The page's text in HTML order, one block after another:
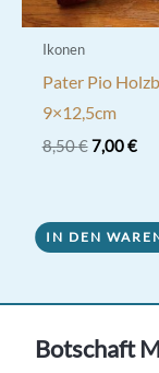
Ikonen
Pater Pio
9×12,5cm
8,50€ 7,00€
IN DEN
Botschaft